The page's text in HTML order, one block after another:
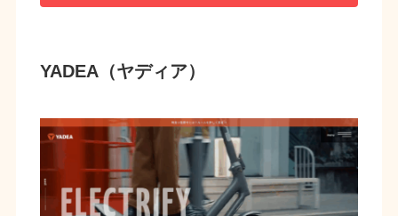
YADEA（ヤディア）